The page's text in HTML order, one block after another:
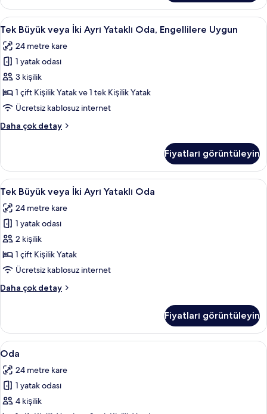
Oda
hakkında
daha
detay
Tek
Büyük
veya
İki
Ayrı
Yataklı
Oda,
Uygun
fotoğrafları
görün
Anti alerjik yatak takımı, odada kasa,
8
Tek Büyük veya İki Ayrı Yataklı Oda, Engellilere Uygun
24 metre kare
1 yatak odası
3 kişilik
1 çift Kişilik Yatak ve 1 tek Kişilik Yatak
Ücretsiz kablosuz internet
Daha çok detay
Tek
Ayrı
Yataklı
Oda,
Engellilere
Uygun
hakkında
daha
fazla
detay
Fiyatları görüntüleyin
Tek
Büyük
veya
İki
Ayrı
Yataklı
Oda
tüm
Anti alerjik yatak takımı, odada kasa,
11
Tek Büyük veya İki Ayrı Yataklı Oda
24 metre kare
1 yatak odası
2 kişilik
1 çift Kişilik Yatak
Ücretsiz kablosuz internet
Daha çok detay
Tek
Ayrı
Yataklı
Oda
daha
fazla
detay
Fiyatları görüntüleyin
Oda
için
tüm
fotoğrafları
görün
Anti alerjik yatak takımı, odada kasa,
7
Oda
24 metre kare
1 yatak odası
4 kişilik